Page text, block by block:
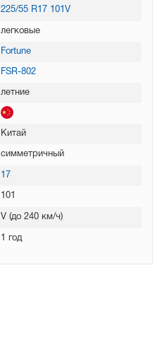
225/55 R17 101V
легковые
Fortune
FSR-802
летние
Китай
симметричный
17
101
V (до 240 км/ч)
1 год